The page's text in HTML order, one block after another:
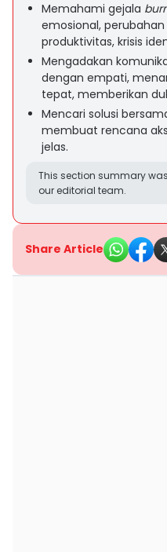
Memahami gejala
emosional,
produktivitas, krisis
Mengadakan
dengan empati,
tepat, memberikan
Mencari solusi
membuat rencana
jelas.
This section summary
our editorial team.
Share Article